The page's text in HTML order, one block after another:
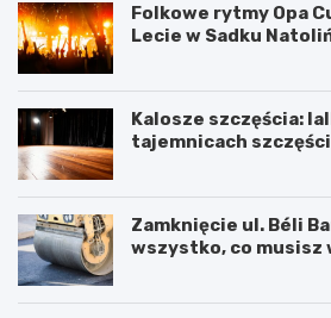
Folkowe rytmy Opa
Lecie w Sadku
Kalosze szczęścia:
tajemnicach
Zamknięcie ul. Béli
wszystko, co musisz